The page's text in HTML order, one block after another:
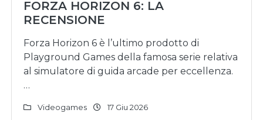
FORZA HORIZON 6: LA
RECENSIONE
Forza Horizon 6 è l’ultimo prodotto di
Playground Games della famosa serie relativa
al simulatore di guida arcade per eccellenza.
…
Videogames 17 Giu 2026